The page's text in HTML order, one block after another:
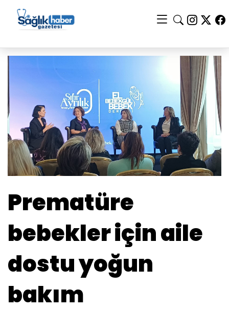
Prematüre
bebekler için aile
dostu yoğun
bakım